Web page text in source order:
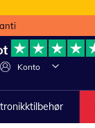
Konto Endring